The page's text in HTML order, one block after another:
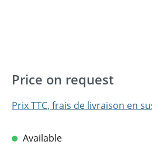
Price on request
Prix TTC, frais de livraison en
Available